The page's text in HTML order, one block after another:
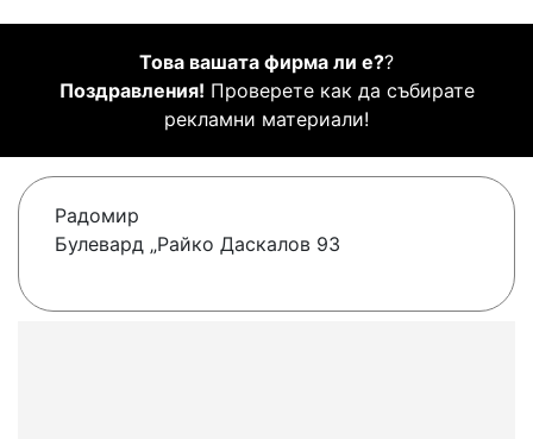
Това вашата фирма ли е??
Поздравления! Проверете как да събирате
рекламни материали!
Радомир
Булевард „Райко Даскалов 93